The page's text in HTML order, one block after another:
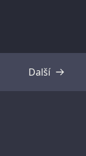
Další
Přepis